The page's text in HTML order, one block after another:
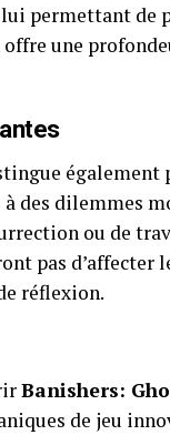
permettant de
une
également
des dilemmes
ou de
pas d’affecter
réflexion.
Banishers:
de jeu